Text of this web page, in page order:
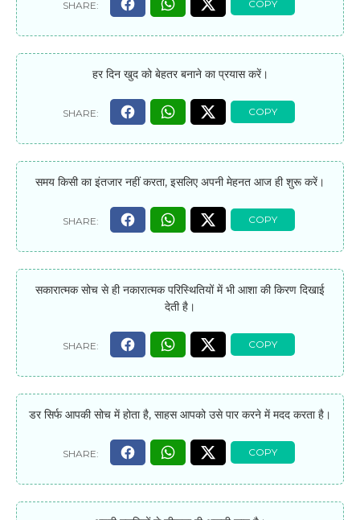
हर दिन खुद को बेहतर बनाने का प्रयास करें।
समय किसी का इंतजार नहीं करता, इसलिए अपनी मेहनत आज ही शुरू करें।
सकारात्मक सोच से ही नकारात्मक परिस्थितियों में भी आशा की किरण दिखाई
देती है।
डर सिर्फ आपकी सोच में होता है, साहस आपको उसे पार करने में मदद करता है।